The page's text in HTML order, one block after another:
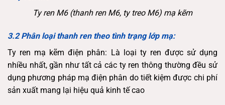
Ty ren M6 (thanh ren M6, ty treo M6) mạ kẽm
3.2 Phân loại thanh ren theo tình trạng lớp mạ:
Ty ren mạ kẽm điện phân: Là loại ty ren được sử dụng
nhiều nhất, gần như tất cả các ty ren thông thường đều sử
dụng phương pháp mạ điện phân do tiết kiệm được chi phí
sản xuất mang lại hiệu quả kinh tế cao